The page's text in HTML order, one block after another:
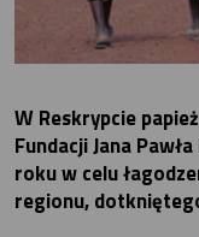
W Reskrypcie
Fundacji Jana
roku w celu
regionu,